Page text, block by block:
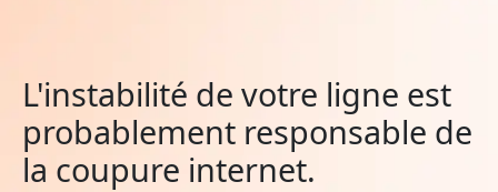
L'instabilité de votre ligne est
probablement responsable de
la coupure internet.